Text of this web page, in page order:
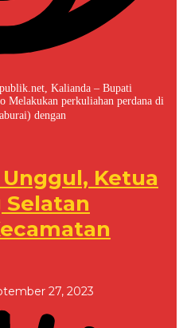
Kalianda – Bupati
Melakukan perkuliahan perdana di
dengan
Ketua
Selatan
27, 2023